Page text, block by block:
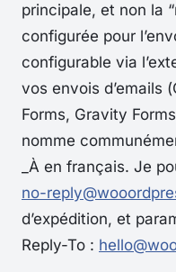
principale, et non la
configurée pour
configurable via
vos envois d’emails (
Forms, Gravity
nomme
_À en français. Je
no-
d’expédition, et
Reply-To :